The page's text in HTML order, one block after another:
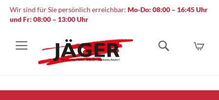
Wir sind für Sie persönlich erreichbar: Mo-Do: 08:00 – 16:45 Uhr
und Fr: 08:00 – 13:00 Uhr